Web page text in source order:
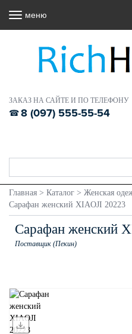
ЗАКАЗ НА САЙТЕ И ПО ТЕЛЕФОНУ
8 (097) 555-55-54
меню
Главная > Каталог > Женская
Сарафан женский XIAOJI 20223
Сарафан женский
Поставщик (Пекин)